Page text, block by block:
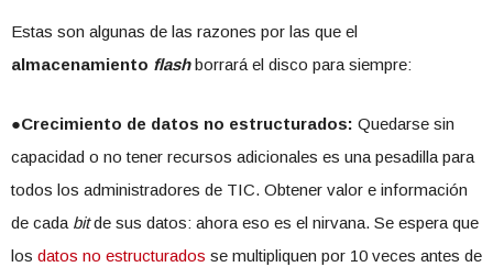
Estas son algunas de las razones por las que el
almacenamiento flashborrará el disco para siempre:
●Crecimiento de datos no estructurados: Quedarse sin
capacidad o no tener recursos adicionales es una pesadilla para
todos los administradores de TIC. Obtener valor e información
de cada bitde sus datos: ahora eso es el nirvana. Se espera que
los datos no estructurados se multipliquen por 10 veces antes de